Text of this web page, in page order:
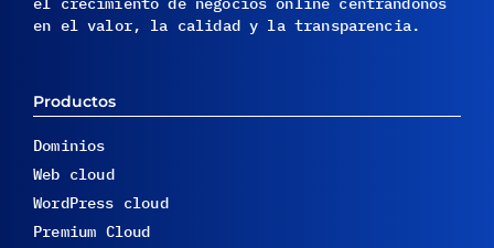
en el valor, la calidad y la transparencia.
Productos
Dominios
Web cloud
WordPress cloud
Premium Cloud